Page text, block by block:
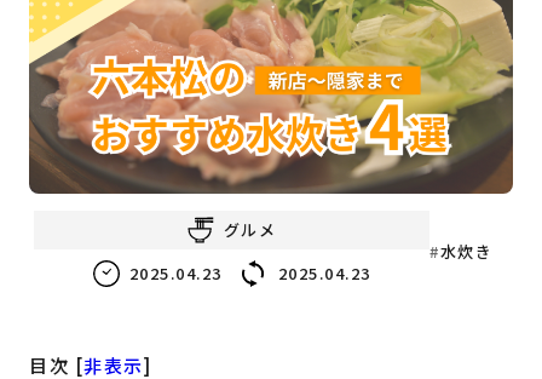
福岡の暮らし情報
福岡の教育・子育て情報
福岡のビジネス情報
グルメ
2025.04.23
2025.04.23
水炊き
目次 [非表示]